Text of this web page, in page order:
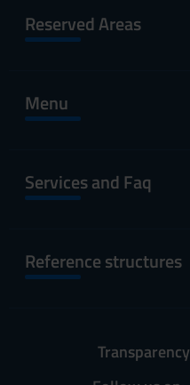
Reserved Areas
Menu
Services and Faq
Reference structures
Transparency